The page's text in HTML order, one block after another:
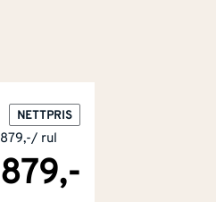
NETTPRIS
879,-/ rul
879,-